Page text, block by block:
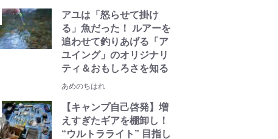
アユは「怒らせて掛け
る」魚だった！ ルアーを
追わせて釣りあげる「ア
ユイング」のオリジナリ
ティ＆おもしろさを知る
あめのちはれ
【キャンプ自己啓発】増
えすぎたギアを棚卸し！
“ウルトラライト” 目指し